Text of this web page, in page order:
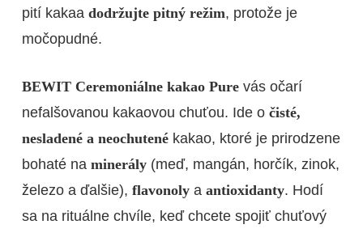
pití kakaa dodržujte pitný režim, protože je
močopudné.
BEWIT Ceremoniálne kakao Purevás očarí
nefalšovanou kakaovou chuťou. Ide o čisté,
nesladené a neochutenékakao, ktoré je prirodzene
bohaté na minerály(meď, mangán, horčík, zinok,
železo a ďalšie), flavonolya antioxidanty. Hodí
sa na rituálne chvíle, keď chcete spojiť chuťový